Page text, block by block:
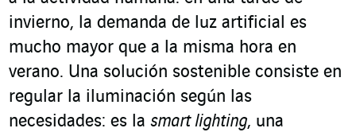
invierno, la demanda de luz artificial es
mucho mayor que a la misma hora en
verano. Una solución sostenible consiste en
regular la iluminación según las
necesidades: es la smart lighting, una